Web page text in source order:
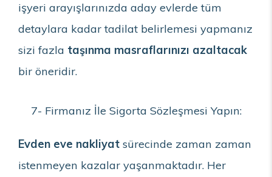
işyeri arayışlarınızda aday evlerde tüm
detaylara kadar tadilat belirlemesi yapmanız
sizi fazla taşınma masraflarınızı azaltacak
bir öneridir.
7- Firmanız İle Sigorta Sözleşmesi Yapın:
Evden eve nakliyat sürecinde zaman zaman
istenmeyen kazalar yaşanmaktadır. Her